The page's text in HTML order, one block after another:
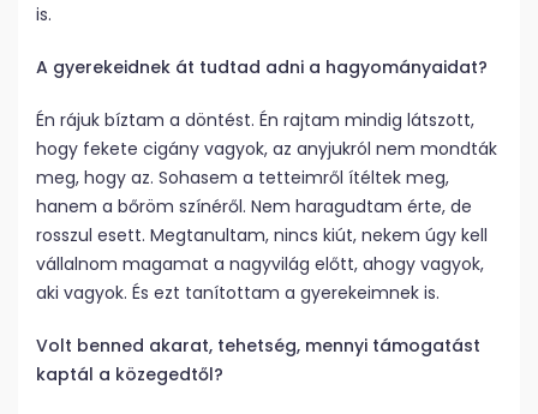
is.
A gyerekeidnek át tudtad adni a hagyományaidat?
Én rájuk bíztam a döntést. Én rajtam mindig látszott,
hogy fekete cigány vagyok, az anyjukról nem mondták
meg, hogy az. Sohasem a tetteimről ítéltek meg,
hanem a bőröm színéről. Nem haragudtam érte, de
rosszul esett. Megtanultam, nincs kiút, nekem úgy kell
vállalnom magamat a nagyvilág előtt, ahogy vagyok,
aki vagyok. És ezt tanítottam a gyerekeimnek is.
Volt benned akarat, tehetség, mennyi támogatást
kaptál a közegedtől?